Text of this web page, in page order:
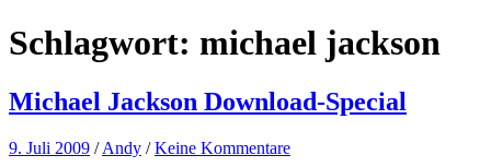
Schlagwort: michael jackson
Michael Jackson Download-Special
9. Juli 2009 /Andy /Keine Kommentare